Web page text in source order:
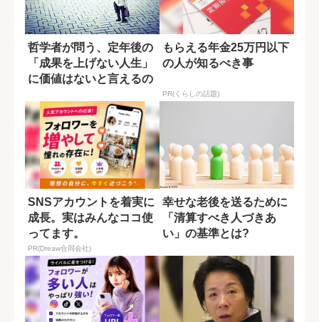
哲学者が問う、定年後の
「成果を上げない人生」
に価値はないと言えるの
もらえる年金25万円以下
の人が知るべき事
PR(くらしの話題)
SNSアカウントを着実に
成長。実はみんなココ使
ってます。
PR(Dreaw合同会社)
幸せな老後を送るために
「清算すべき人づきあ
い」の基準とは?